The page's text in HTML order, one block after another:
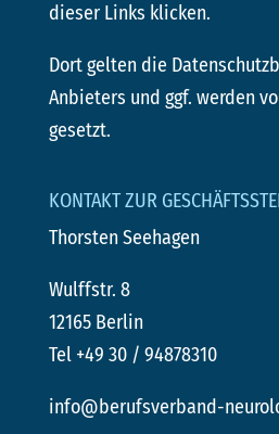
dieser Links klicken.
Dort gelten die
Anbieters und ggf. werden
gesetzt.
KONTAKT ZUR
Thorsten Seehagen
Wulffstr. 8
12165 Berlin
Tel +49 30 / 94878310
info@berufsverband-